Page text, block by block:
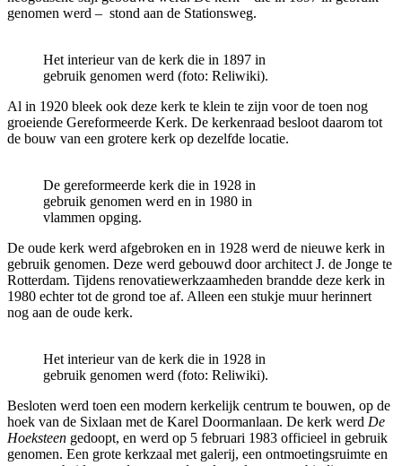
genomen werd – stond aan de Stationsweg.
Het interieur van de kerk die in 1897 in
gebruik genomen werd (foto: Reliwiki).
Al in 1920 bleek ook deze kerk te klein te zijn voor de toen nog
groeiende Gereformeerde Kerk. De kerkenraad besloot daarom tot
de bouw van een grotere kerk op dezelfde locatie.
De gereformeerde kerk die in 1928 in
gebruik genomen werd en in 1980 in
vlammen opging.
De oude kerk werd afgebroken en in 1928 werd de nieuwe kerk in
gebruik genomen. Deze werd gebouwd door architect J. de Jonge te
Rotterdam. Tijdens renovatiewerkzaamheden brandde deze kerk in
1980 echter tot de grond toe af. Alleen een stukje muur herinnert
nog aan de oude kerk.
Het interieur van de kerk die in 1928 in
gebruik genomen werd (foto: Reliwiki).
Besloten werd toen een modern kerkelijk centrum te bouwen, op de
hoek van de Sixlaan met de Karel Doormanlaan. De kerk werd De
Hoeksteen gedoopt, en werd op 5 februari 1983 officieel in gebruik
genomen. Een grote kerkzaal met galerij, een ontmoetingsruimte en